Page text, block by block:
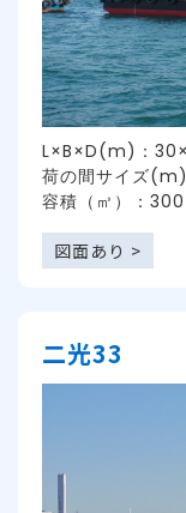
L×B×D(m)：
荷の間サイズ
容積（㎥）：300
図面あり >
二光33